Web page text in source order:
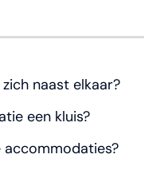
naast elkaar?
een kluis?
accommodaties?